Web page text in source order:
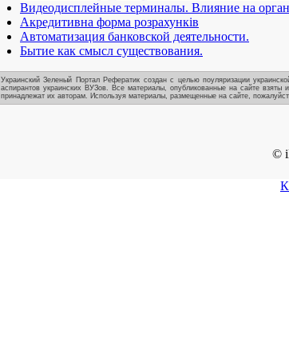
Видеодисплейные терминалы. Влияние на
Акредитивна форма розрахунків
Автоматизация банковской деятельности.
Бытие как смысл существования.
Украинский Зеленый Портал Рефератик создан с целью поуляризации
аспирантов украинских ВУЗов. Все материалы, опубликованные на сайте
принадлежат их авторам. Используя материалы, размещенные на сайте,
©